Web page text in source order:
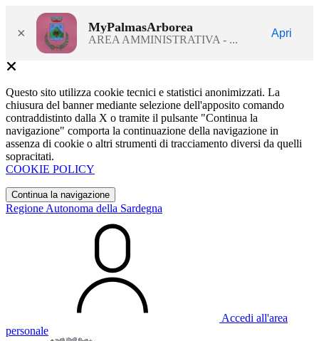
× MyPalmasArborea
AREA AMMINISTRATIVA - ...
Apri
Questo sito utilizza cookie tecnici e statistici anonimizzati. La
chiusura del banner mediante selezione dell'apposito comando
contraddistinto dalla X o tramite il pulsante "Continua la
navigazione" comporta la continuazione della navigazione in
assenza di cookie o altri strumenti di tracciamento diversi da quelli
sopracitati.
COOKIE POLICY
Continua la navigazione
Regione Autonoma della Sardegna
Accedi all'area
personale